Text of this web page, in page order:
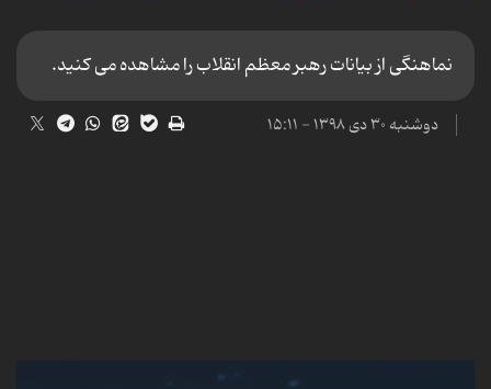
نماهنگی از بیانات رهبر معظم انقلاب را مشاهده می کنید.
دوشنبه ۳۰ دی ۱۳۹۸ - ۱۵:۱۱